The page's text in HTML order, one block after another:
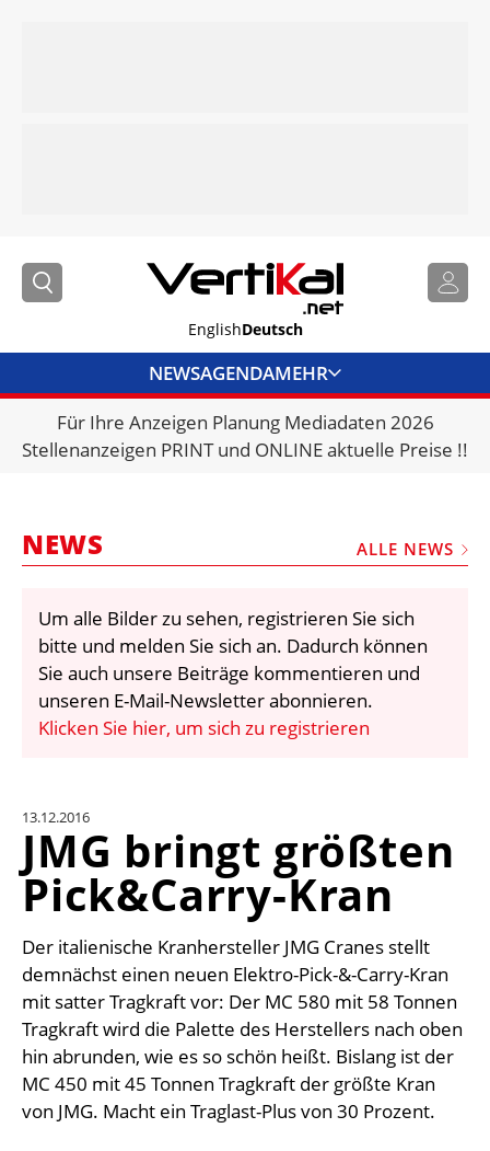
EnglishDeutsch
NEWSAGENDAMEHR
BRANCHENLINKS
VERMIETER
VIDEOS
BIBLIOTHEK
KRAN & BÜHNE
EINHEITENKONVERTER
KONTAKT
Für Ihre Anzeigen Planung Mediadaten 2026
Stellenanzeigen PRINT und ONLINE aktuelle Preise !!
NEWS ALLE NEWS
Um alle Bilder zu sehen, registrieren Sie sich
bitte und melden Sie sich an. Dadurch können
Sie auch unsere Beiträge kommentieren und
unseren E-Mail-Newsletter abonnieren.
Klicken Sie hier, um sich zu registrieren
13.12.2016
JMG bringt größten
Pick&Carry-Kran
Der italienische Kranhersteller JMG Cranes stellt
demnächst einen neuen Elektro-Pick-&-Carry-Kran
mit satter Tragkraft vor: Der MC 580 mit 58 Tonnen
Tragkraft wird die Palette des Herstellers nach oben
hin abrunden, wie es so schön heißt. Bislang ist der
MC 450 mit 45 Tonnen Tragkraft der größte Kran
von JMG. Macht ein Traglast-Plus von 30 Prozent.